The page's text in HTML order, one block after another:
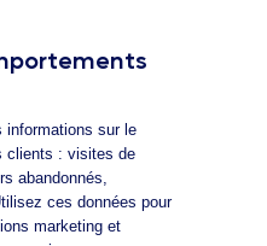
informations sur le
clients : visites de
abandonnés,
ces données pour
marketing et